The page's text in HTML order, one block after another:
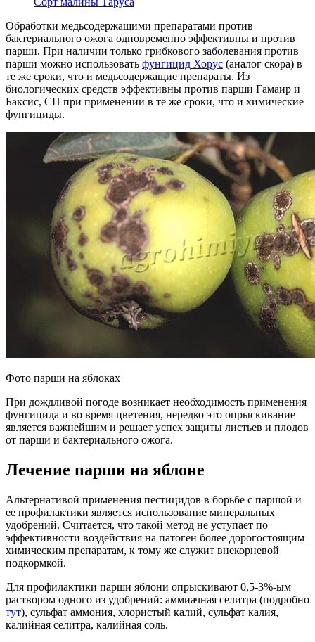
Обработки медьсодержащими препаратами против
бактериального ожога одновременно эффективны и против
парши. При наличии только грибкового заболевания против
парши можно использовать фунгицид Хорус (аналог скора) в
те же сроки, что и медьсодержащие препараты. Из
биологических средств эффективны против парши Гамаир и
Баксис, СП при применении в те же сроки, что и химические
фунгициды.
Фото парши на яблоках
При дождливой погоде возникает необходимость применения
фунгицида и во время цветения, нередко это опрыскивание
является важнейшим и решает успех защиты листьев и плодов
от парши и бактериального ожога.
Лечение парши на яблоне
Альтернативой применения пестицидов в борьбе с паршой и
ее профилактики является использование минеральных
удобрений. Считается, что такой метод не уступает по
эффективности воздействия на патоген более дорогостоящим
химическим препаратам, к тому же служит внекорневой
подкормкой.
Для профилактики парши яблони опрыскивают 0,5-3%-ым
раствором одного из удобрений: аммиачная селитра (подробно
тут), сульфат аммония, хлористый калий, сульфат калия,
калийная селитра, калийная соль.